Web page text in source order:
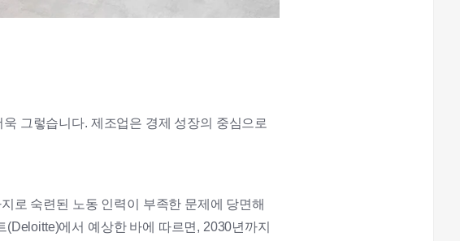
그렇습니다. 제조업은 경제 성장의 중심으로
로 숙련된 노동 인력이 부족한 문제에 당면해
에서 예상한 바에 따르면, 2030년까지